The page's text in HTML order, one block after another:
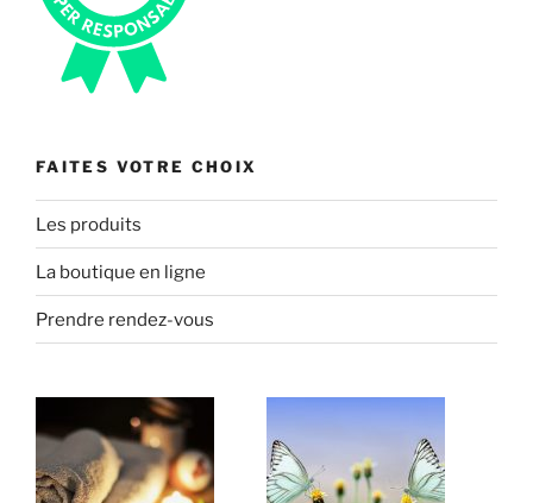
FAITES VOTRE CHOIX
Les produits
La boutique en ligne
Prendre rendez-vous